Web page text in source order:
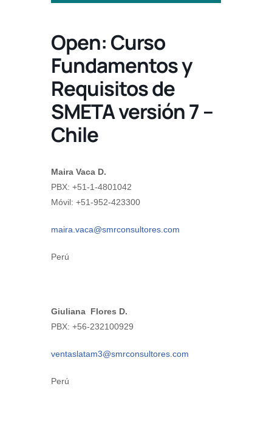
Open: Curso
Fundamentos y
Requisitos de
SMETA versión 7 –
Chile
Maira Vaca D.
PBX: +51-1-4801042
Móvil: +51-952-423300
maira.vaca@smrconsultores.com
Perú
Giuliana Flores D.
PBX: +56-232100929
ventaslatam3@smrconsultores.com
Perú